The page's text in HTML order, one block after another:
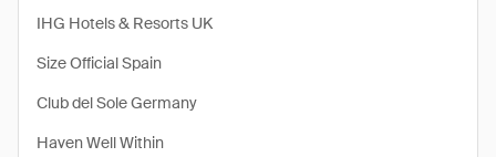
IHG Hotels & Resorts UK
Size Official Spain
Club del Sole Germany
Haven Well Within